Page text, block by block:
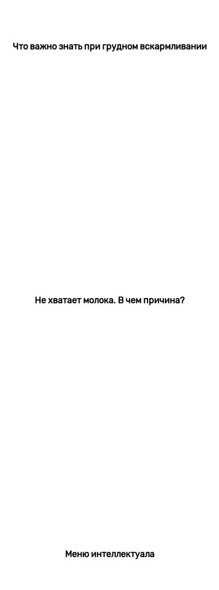
Что важно знать при грудном вскармливании
Не хватает молока. В чем причина?
Меню интеллектуала